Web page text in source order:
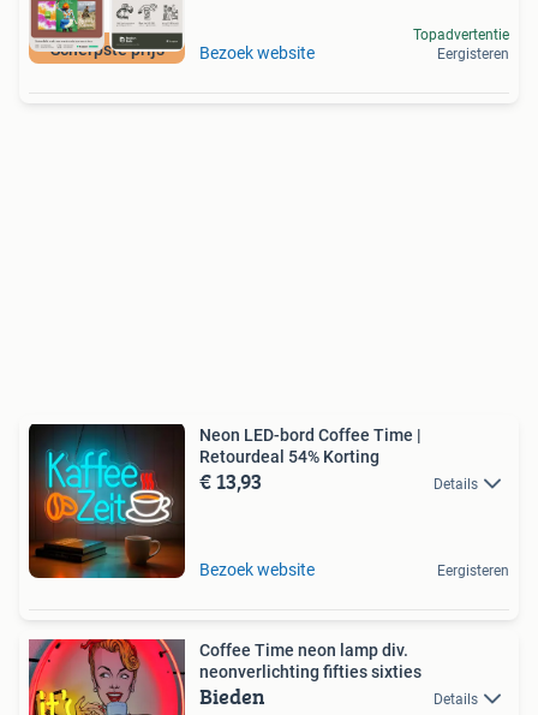
Scherpste prijs Bezoek website
Topadvertentie
Eergisteren
Neon LED-bord Coffee Time |
Retourdeal 54% Korting
€ 13,93 Details
Bezoek website Eergisteren
Coffee Time neon lamp div.
neonverlichting fifties sixties
Bieden Details